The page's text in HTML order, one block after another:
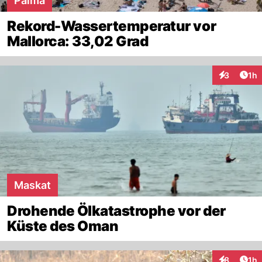
Rekord-Wassertemperatur vor
Mallorca: 33,02 Grad
3 1h
Maskat
Drohende Ölkatastrophe vor der
Küste des Oman
8 1h